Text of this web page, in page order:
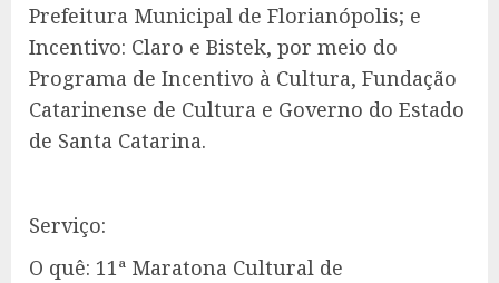
Prefeitura Municipal de Florianópolis; e
Incentivo: Claro e Bistek, por meio do
Programa de Incentivo à Cultura, Fundação
Catarinense de Cultura e Governo do Estado
de Santa Catarina.
Serviço:
O quê: 11ª Maratona Cultural de